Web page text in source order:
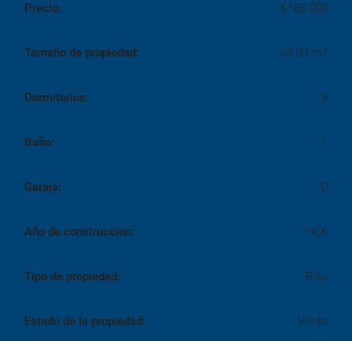
Precio: €185.000
Tamaño de propiedad: 63.00 m2
Dormitorios: 3
Baño: 1
Garaje: 0
Año de construcción: 1966
Tipo de propiedad: Piso
Estado de la propiedad: Venta